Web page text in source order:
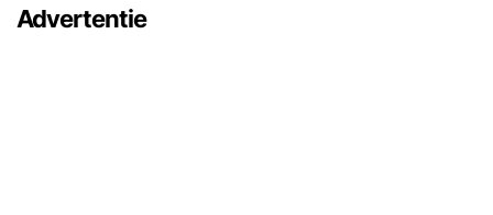
Advertentie